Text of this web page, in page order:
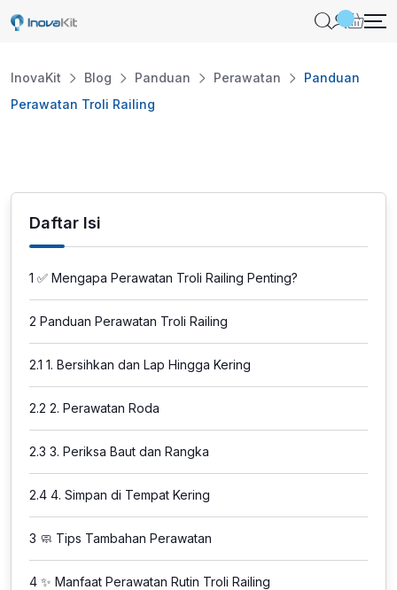
Skip
InovaKit Blog Panduan Perawatan
Panduan
Perawatan Troli Railing
Daftar Isi
1 ✅ Mengapa Perawatan Troli Railing Penting?
2 Panduan Perawatan Troli Railing
2.1 1. Bersihkan dan Lap Hingga Kering
2.2 2. Perawatan Roda
2.3 3. Periksa Baut dan Rangka
2.4 4. Simpan di Tempat Kering
3 🧼 Tips Tambahan Perawatan
4 ✨ Manfaat Perawatan Rutin Troli Railing